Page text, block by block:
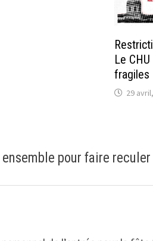
Le
fragiles
29
pour faire